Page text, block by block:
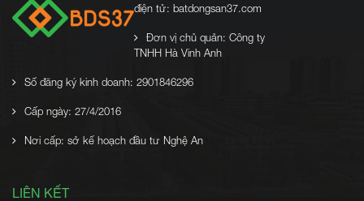
điện tử: batdongsan37.com
Đơn vị chủ quản: Công ty
TNHH Hà Vinh Anh
Số đăng ký kinh doanh: 2901846296
Cấp ngày: 27/4/2016
Nơi cấp: sở kế hoạch đầu tư Nghệ An
LIÊN KẾT